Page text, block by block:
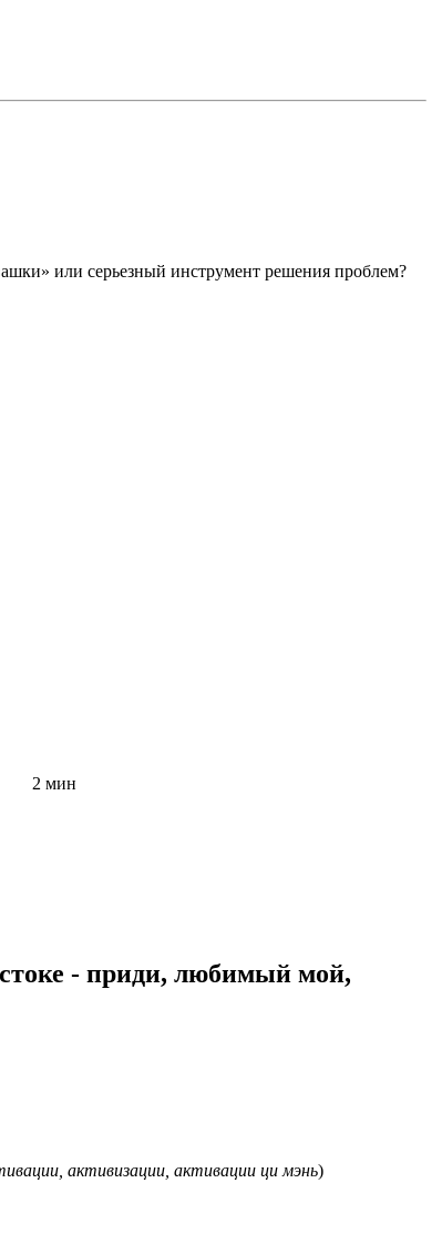
или серьезный инструмент решения проблем?
2 мин
- приди, любимый мой,
активизации, активации ци мэнь)